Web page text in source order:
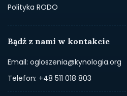
Polityka RODO
Bądź z nami w kontakcie
Email: ogloszenia@kynologia.org
Telefon: +48 511 018 803